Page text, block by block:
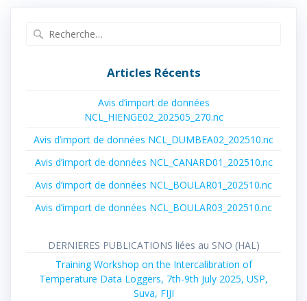
Articles Récents
Avis d’import de données
NCL_HIENGE02_202505_270.nc
Avis d’import de données NCL_DUMBEA02_202510.nc
Avis d’import de données NCL_CANARD01_202510.nc
Avis d’import de données NCL_BOULAR01_202510.nc
Avis d’import de données NCL_BOULAR03_202510.nc
DERNIERES PUBLICATIONS liées au SNO (HAL)
Training Workshop on the Intercalibration of
Temperature Data Loggers, 7th-9th July 2025, USP,
Suva, FIJI